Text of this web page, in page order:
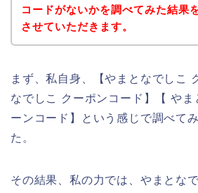
コードがないかを調べてみた結果
させていただきます。
まず、私自身、【やまとなでしこ
なでしこ クーポンコード】【 や
ーンコード】という感じで調べて
た。
その結果、私の力では、やまとな